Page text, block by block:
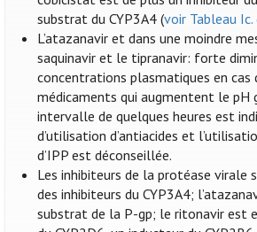
substrat du CYP3A4 (voir Tableau
L’atazanavir et dans une moindre
saquinavir et le tipranavir: forte
concentrations plasmatiques en cas
médicaments qui augmentent le pH
intervalle de quelques heures est
d’utilisation d’antiacides et
d’IPP est déconseillée.
Les inhibiteurs de la protéase virale
des inhibiteurs du CYP3A4;
substrat de la P-gp; le ritonavir est